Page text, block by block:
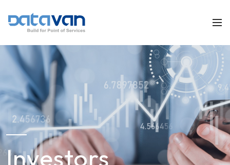
Investors